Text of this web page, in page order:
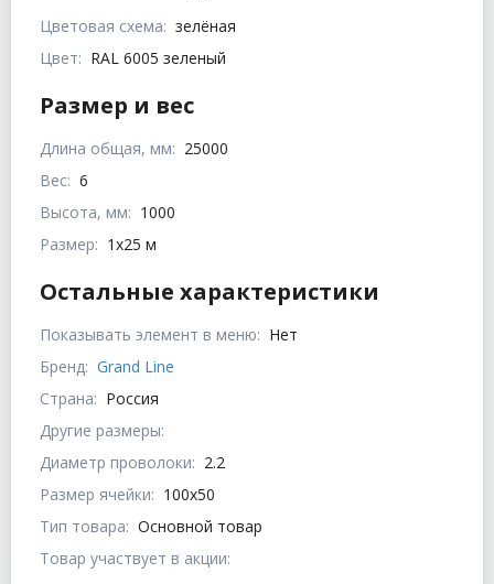
Цветовая схема: зелёная
Цвет: RAL 6005 зеленый
Размер и вес
Длина общая, мм: 25000
Вес: 6
Высота, мм: 1000
Размер: 1x25 м
Остальные характеристики
Показывать элемент в меню: Нет
Бренд: Grand Line
Страна: Россия
Другие размеры:
Диаметр проволоки: 2.2
Размер ячейки: 100х50
Тип товара: Основной товар
Товар участвует в акции: